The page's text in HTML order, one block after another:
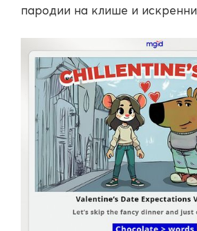
пародии на клише и